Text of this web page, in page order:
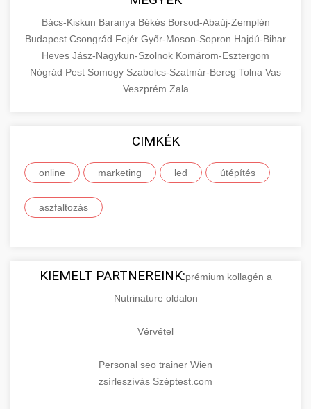
Bács-Kiskun Baranya Békés Borsod-Abaúj-Zemplén
Budapest Csongrád Fejér Győr-Moson-Sopron Hajdú-Bihar
Heves Jász-Nagykun-Szolnok Komárom-Esztergom
Nógrád Pest Somogy Szabolcs-Szatmár-Bereg Tolna Vas
Veszprém Zala
CIMKÉK
online marketing led útépítés
aszfaltozás
KIEMELT PARTNEREINK:prémium kollagén a
Nutrinature oldalon
Vérvétel
Personal seo trainer Wien
zsírleszívás Széptest.com